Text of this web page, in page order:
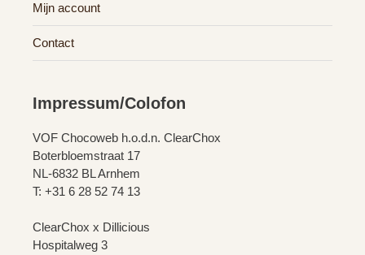
Mijn account
Contact
Impressum/Colofon
VOF Chocoweb h.o.d.n. ClearChox
Boterbloemstraat 17
NL-6832 BL Arnhem
T: +31 6 28 52 74 13
ClearChox x Dillicious
Hospitalweg 3